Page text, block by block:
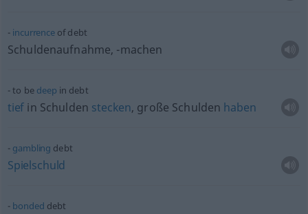
incurrenceof debt
Schuldenaufnahme, -machen
to be deep in debt
tief in Schulden stecken, große Schulden haben
gambling debt
Spielschuld
bonded debt